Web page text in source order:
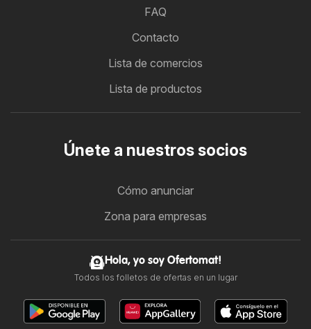
FAQ
Contacto
Lista de comercios
Lista de productos
Únete a nuestros socios
Cómo anunciar
Zona para empresas
Hola, yo soy Ofertomat!
Todos los folletos de ofertas en un lugar